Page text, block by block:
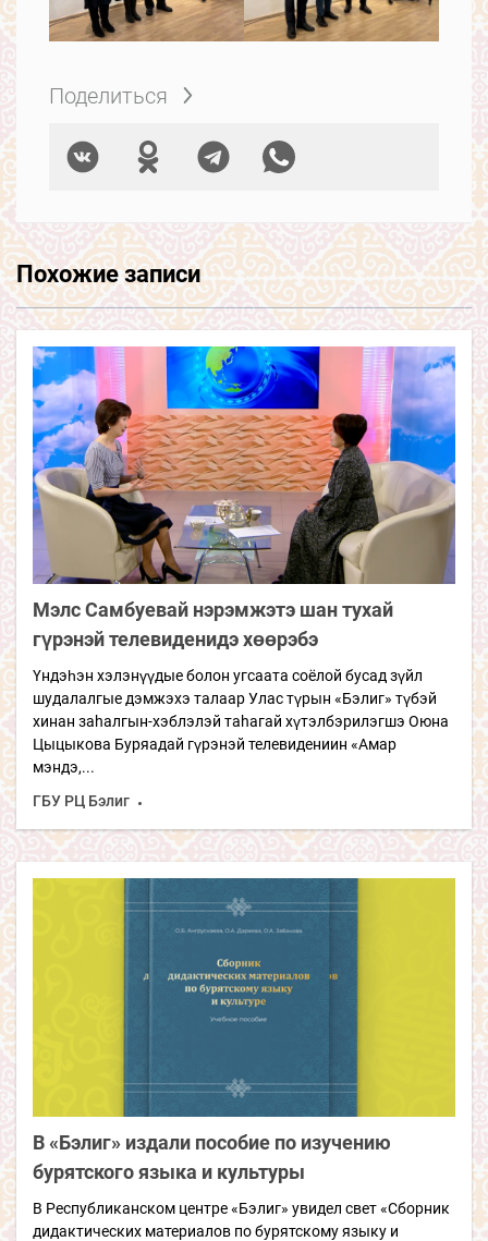
Поделиться
Похожие записи
Мэлс Самбуевай нэрэмжэтэ шан тухай
гүрэнэй телевиденидэ хөөрэбэ
Үндэһэн хэлэнүүдые болон угсаата соёлой бусад зүйл
шудалалгые дэмжэхэ талаар Улас түрын «Бэлиг» түбэй
хинан заhалгын-хэблэлэй таhагай хүтэлбэрилэгшэ Оюна
Цыцыкова Буряадай гүрэнэй телевидениин «Амар
мэндэ,...
ГБУ РЦ Бэлиг
В «Бэлиг» издали пособие по изучению
бурятского языка и культуры
В Республиканском центре «Бэлиг» увидел свет «Сборник
дидактических материалов по бурятскому языку и